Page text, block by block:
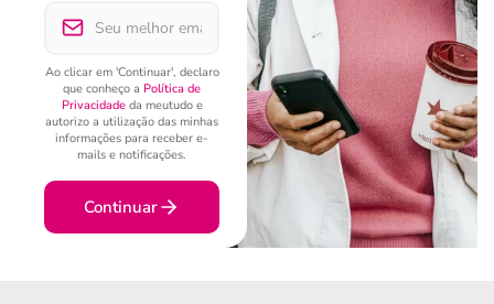
Ao clicar em 'Continuar', declaro
que conheço a Política de
Privacidadeda meutudo e
autorizo a utilização das minhas
informações para receber e-
mails e notificações.
Continuar